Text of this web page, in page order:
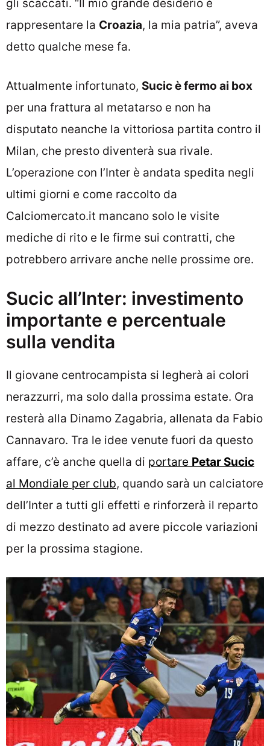
gli scaccati. “Il mio grande desiderio è
rappresentare la Croazia, la mia patria”, aveva
detto qualche mese fa.
Attualmente infortunato, Sucic è fermo ai box
per una frattura al metatarso e non ha
disputato neanche la vittoriosa partita contro il
Milan, che presto diventerà sua rivale.
L’operazione con l’Inter è andata spedita negli
ultimi giorni e come raccolto da
Calciomercato.it mancano solo le visite
mediche di rito e le firme sui contratti, che
potrebbero arrivare anche nelle prossime ore.
Sucic all’Inter: investimento
importante e percentuale
sulla vendita
Il giovane centrocampista si legherà ai colori
nerazzurri, ma solo dalla prossima estate. Ora
resterà alla Dinamo Zagabria, allenata da Fabio
Cannavaro. Tra le idee venute fuori da questo
affare, c’è anche quella di portare Petar Sucic
al Mondiale per club, quando sarà un calciatore
dell’Inter a tutti gli effetti e rinforzerà il reparto
di mezzo destinato ad avere piccole variazioni
per la prossima stagione.